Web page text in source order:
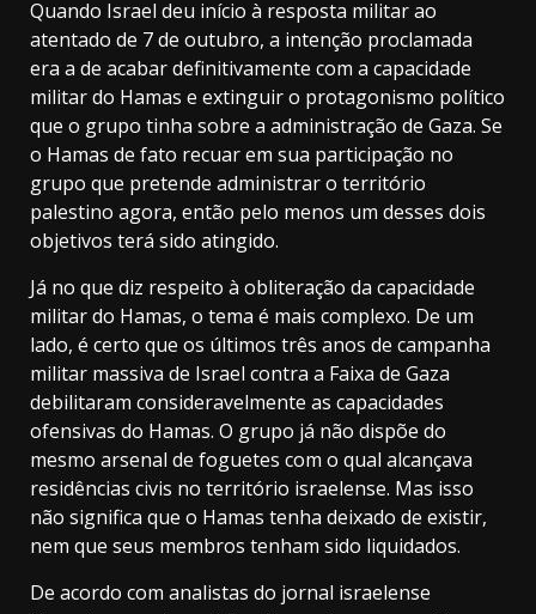
Quando Israel deu início à resposta militar ao
atentado de 7 de outubro, a intenção proclamada
era a de acabar definitivamente com a capacidade
militar do Hamas e extinguir o protagonismo político
que o grupo tinha sobre a administração de Gaza. Se
o Hamas de fato recuar em sua participação no
grupo que pretende administrar o território
palestino agora, então pelo menos um desses dois
objetivos terá sido atingido.
Já no que diz respeito à obliteração da capacidade
militar do Hamas, o tema é mais complexo. De um
lado, é certo que os últimos três anos de campanha
militar massiva de Israel contra a Faixa de Gaza
debilitaram consideravelmente as capacidades
ofensivas do Hamas. O grupo já não dispõe do
mesmo arsenal de foguetes com o qual alcançava
residências civis no território israelense. Mas isso
não significa que o Hamas tenha deixado de existir,
nem que seus membros tenham sido liquidados.
De acordo com analistas do jornal israelense